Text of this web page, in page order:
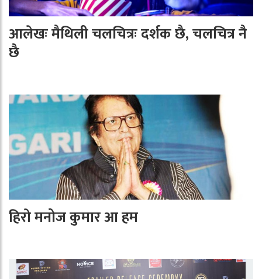
आलेखः मैथिली चलचित्रः दर्शक छै, चलचित्र नै
छै
हिराे मनोज कुमार आ हम